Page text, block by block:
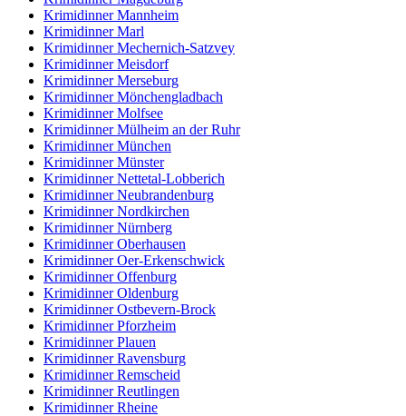
Krimidinner Mannheim
Krimidinner Marl
Krimidinner Mechernich-Satzvey
Krimidinner Meisdorf
Krimidinner Merseburg
Krimidinner Mönchengladbach
Krimidinner Molfsee
Krimidinner Mülheim an der Ruhr
Krimidinner München
Krimidinner Münster
Krimidinner Nettetal-Lobberich
Krimidinner Neubrandenburg
Krimidinner Nordkirchen
Krimidinner Nürnberg
Krimidinner Oberhausen
Krimidinner Oer-Erkenschwick
Krimidinner Offenburg
Krimidinner Oldenburg
Krimidinner Ostbevern-Brock
Krimidinner Pforzheim
Krimidinner Plauen
Krimidinner Ravensburg
Krimidinner Remscheid
Krimidinner Reutlingen
Krimidinner Rheine